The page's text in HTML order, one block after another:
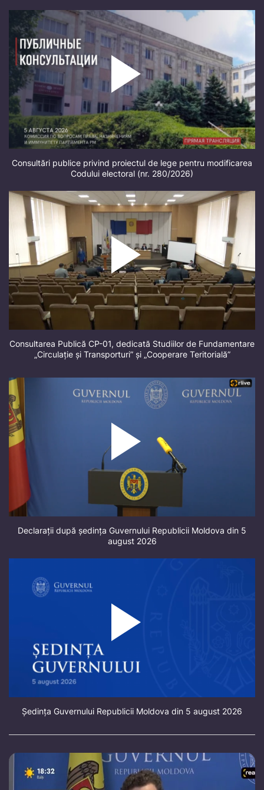
Consultări publice privind proiectul de lege pentru modificarea
Codului electoral (nr. 280/2026)
Consultarea Publică CP-01, dedicată Studiilor de Fundamentare
„Circulație și Transporturi” și „Cooperare Teritorială”
Declarații după ședința Guvernului Republicii Moldova din 5
august 2026
Ședința Guvernului Republicii Moldova din 5 august 2026